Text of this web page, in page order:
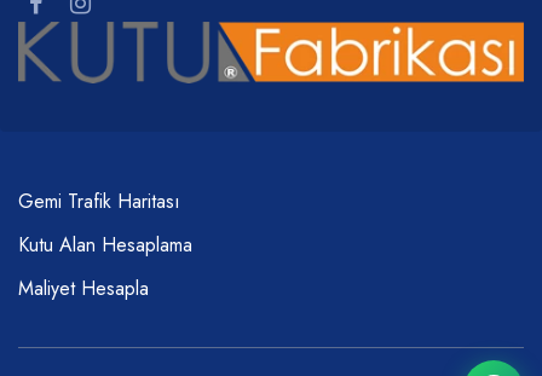
Gemi Trafik Haritası
Kutu Alan Hesaplama
Maliyet Hesapla